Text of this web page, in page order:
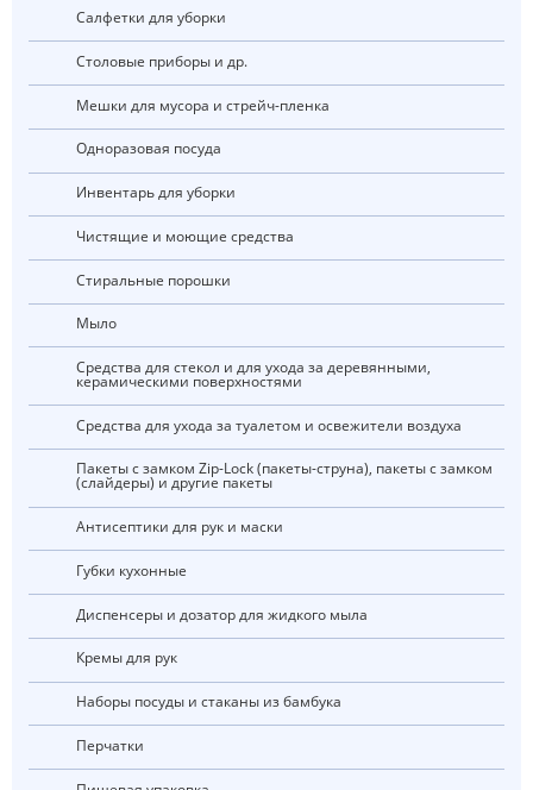
Салфетки для уборки
Столовые приборы и др.
Мешки для мусора и стрейч-пленка
Одноразовая посуда
Инвентарь для уборки
Чистящие и моющие средства
Стиральные порошки
Мыло
Средства для стекол и для ухода за деревянными,
керамическими поверхностями
Средства для ухода за туалетом и освежители воздуха
Пакеты с замком Zip-Lock (пакеты-струна), пакеты с замком
(слайдеры) и другие пакеты
Антисептики для рук и маски
Губки кухонные
Диспенсеры и дозатор для жидкого мыла
Кремы для рук
Наборы посуды и стаканы из бамбука
Перчатки